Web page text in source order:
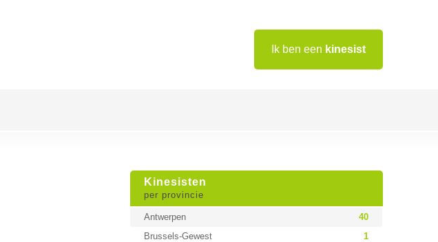
Ik ben een kinesist
Kinesisten
per provincie
Antwerpen
40
Brussels-Gewest
1